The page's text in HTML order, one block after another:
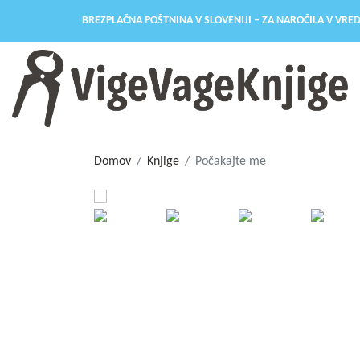
BREZPLAČNA POŠTNINA V SLOVENIJI – ZA NAROČILA V
Domov Knjige Počakajte me